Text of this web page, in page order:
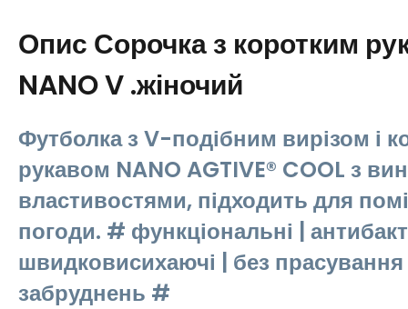
Опис Сорочка з коротким
NANO V .жіночий
Футболка з V-подібним вирізом і
рукавом NANO AGTIVE® COOL з
властивостями, підходить для
погоди. # функціональні |
швидковисихаючі | без прасування
забруднень #